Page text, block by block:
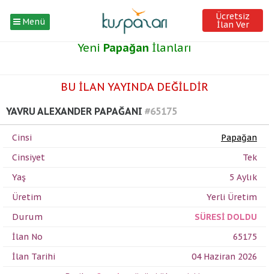
Menü Ücretsiz
İlan Ver
Yeni Papağan İlanları
BU İLAN YAYINDA DEĞİLDİR
YAVRU ALEXANDER PAPAĞANI #65175
Cinsi
Papağan
Cinsiyet
Tek
Yaş
5 Aylık
Üretim
Yerli Üretim
Durum
SÜRESİ DOLDU
İlan No
65175
İlan Tarihi
04 Haziran 2026